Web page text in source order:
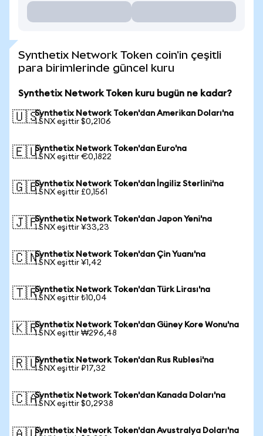
Synthetix Network Token coin'in çeşitli
para birimlerinde güncel kuru
Synthetix Network Token kuru bugün ne kadar?
🇺🇸Synthetix Network Token'dan Amerikan Doları'na
1 SNX eşittir $0,2106
🇪🇺Synthetix Network Token'dan Euro'na
1 SNX eşittir €0,1822
🇬🇧Synthetix Network Token'dan İngiliz Sterlini'na
1 SNX eşittir £0,1561
🇯🇵Synthetix Network Token'dan Japon Yeni'na
1 SNX eşittir ¥33,23
🇨🇳Synthetix Network Token'dan Çin Yuanı'na
1 SNX eşittir ¥1,42
🇹🇷Synthetix Network Token'dan Türk Lirası'na
1 SNX eşittir ₺10,04
🇰🇷Synthetix Network Token'dan Güney Kore Wonu'na
1 SNX eşittir ₩296,48
🇷🇺Synthetix Network Token'dan Rus Rublesi'na
1 SNX eşittir ₽17,32
🇨🇦Synthetix Network Token'dan Kanada Doları'na
1 SNX eşittir $0,2938
Synthetix Network Token'dan Avustralya Doları'na